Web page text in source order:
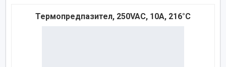
Термопредпазител, 250VAC, 10A, 216°C